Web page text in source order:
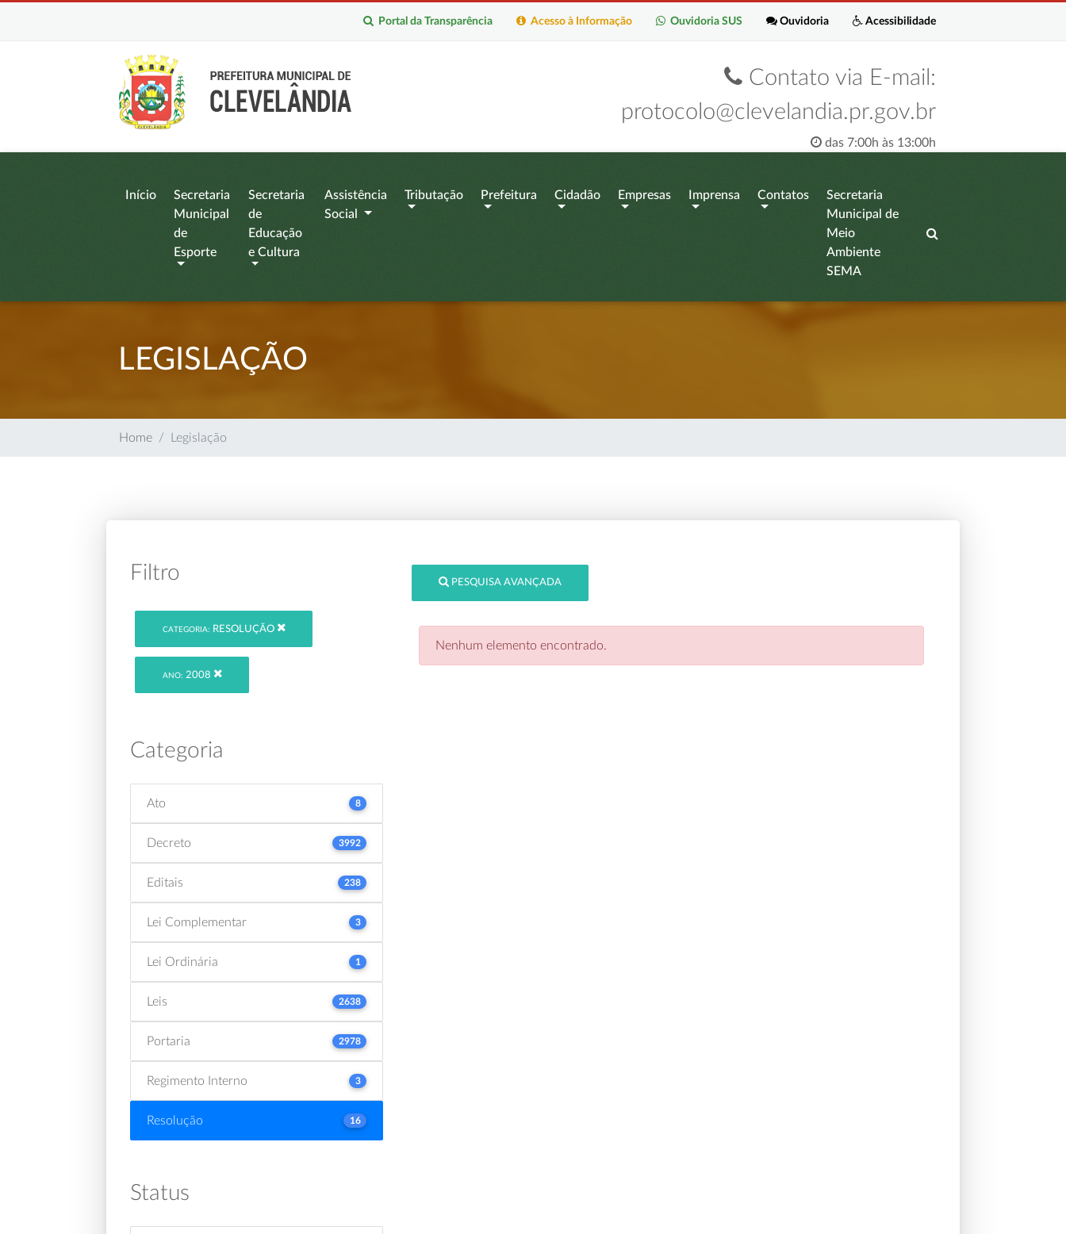
Acessibilidade
Ouvidoria
Ouvidoria SUS
Acesso à Informação
Portal da Transparência
Contato via E-mail:
protocolo@clevelandia.pr.gov.br
das 7:00h às 13:00h
Início
Secretaria
Municipal
de
Esporte
Secretaria
de
Educação
e Cultura
Assistência
Social
Tributação Prefeitura Cidadão Empresas Imprensa Contatos
Secretaria
Municipal de
Meio
Ambiente
SEMA
LEGISLAÇÃO
Home Legislação
Filtro
CATEGORIA: RESOLUÇÃO
ANO: 2008
Categoria
Ato 8
Decreto 3992
Editais 238
Lei Complementar 3
Lei Ordinária 1
Leis 2638
Portaria 2978
Regimento Interno 3
Resolução 16
Status
PESQUISA AVANÇADA
Nenhum elemento encontrado.